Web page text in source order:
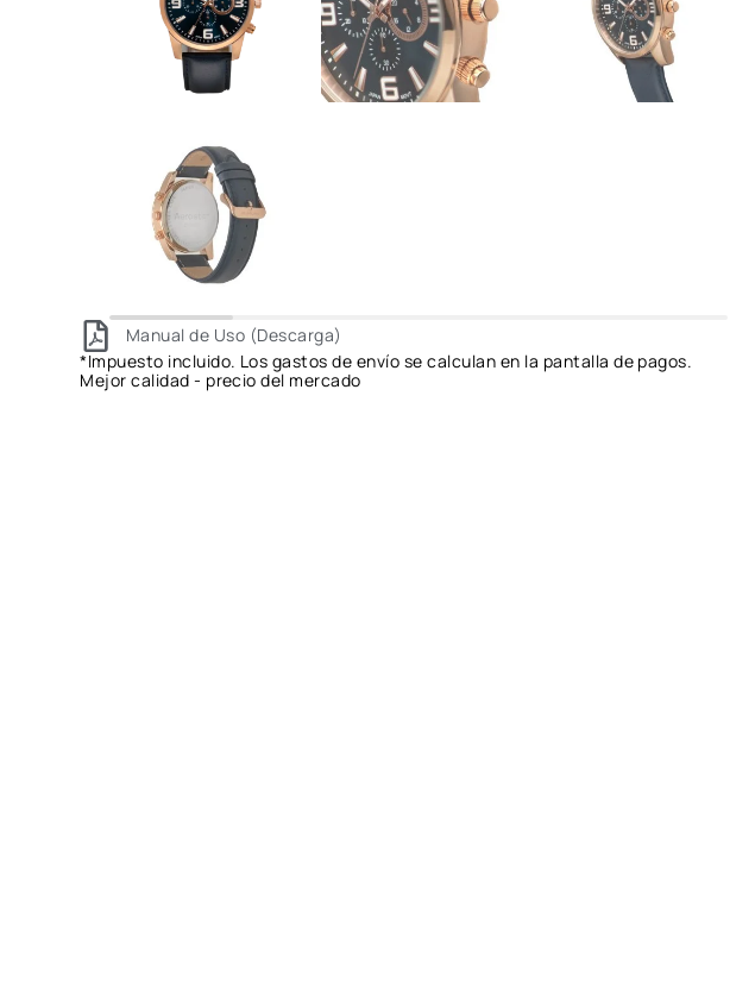
Manual de Uso (Descarga)
*Impuesto incluido. Los gastos de envío se calculan en la pantalla de pagos.
Mejor calidad - precio del mercado